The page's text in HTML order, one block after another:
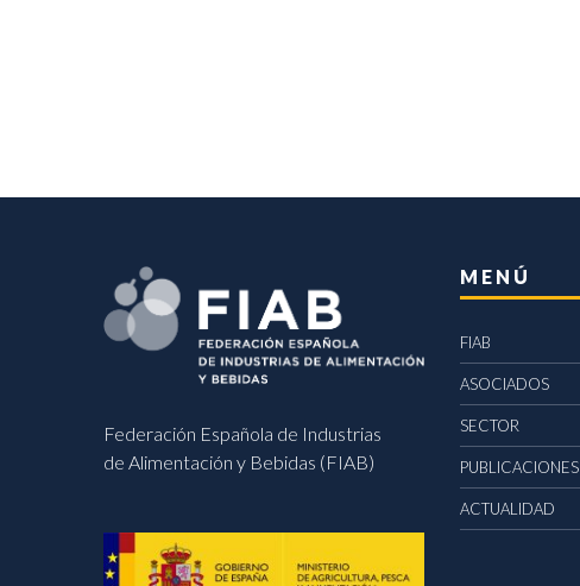
Federación Española de Industrias
de Alimentación y Bebidas (FIAB)
MENÚ
FIAB
ASOCIADOS
SECTOR
PUBLICACIONES
ACTUALIDAD